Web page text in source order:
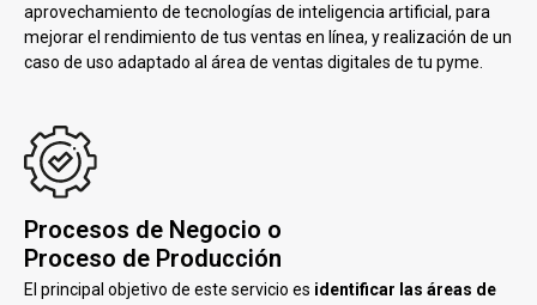
aprovechamiento de tecnologías de inteligencia artificial, para
mejorar el rendimiento de tus ventas en línea, y realización de un
caso de uso adaptado al área de ventas digitales de tu pyme.
Procesos de Negocio o
Proceso de Producción
El principal objetivo de este servicio es identificar las áreas de